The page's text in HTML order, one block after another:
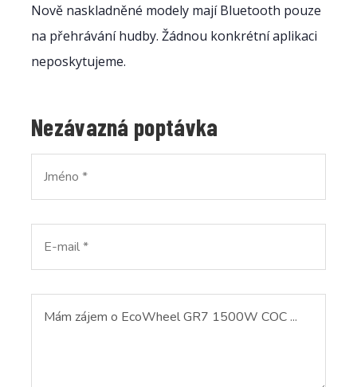
Nově naskladněné modely mají Bluetooth pouze
na přehrávání hudby. Žádnou konkrétní aplikaci
neposkytujeme.
Nezávazná poptávka